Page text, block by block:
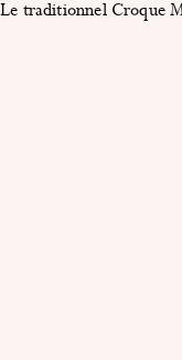
Le traditionnel Croque